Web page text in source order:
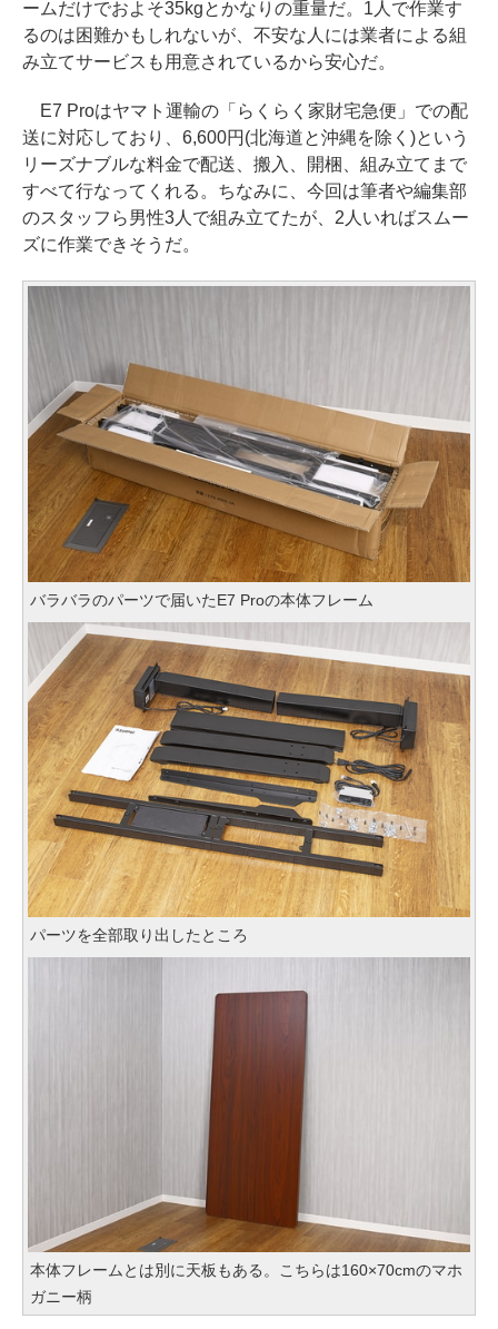
ームだけでおよそ35kgとかなりの重量だ。1人で作業す
るのは困難かもしれないが、不安な人には業者による組
み立てサービスも用意されているから安心だ。
E7 Proはヤマト運輸の「らくらく家財宅急便」での配
送に対応しており、6,600円(北海道と沖縄を除く)という
リーズナブルな料金で配送、搬入、開梱、組み立てまで
すべて行なってくれる。ちなみに、今回は筆者や編集部
のスタッフら男性3人で組み立てたが、2人いればスムー
ズに作業できそうだ。
バラバラのパーツで届いたE7 Proの本体フレーム
パーツを全部取り出したところ
本体フレームとは別に天板もある。こちらは160×70cmのマホ
ガニー柄